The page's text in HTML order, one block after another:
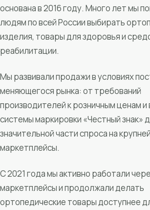
основана в 2016 году. Много лет мы
людям по всей России выбирать
изделия, товары для здоровья и
реабилитации.
Мы развивали продажи в условиях
меняющегося рынка: от требований
производителей к розничным ценам и
системы маркировки «Честный знак»
значительной части спроса на
маркетплейсы.
С 2021 года мы активно работали
маркетплейсы и продолжали делать
ортопедические товары доступнее